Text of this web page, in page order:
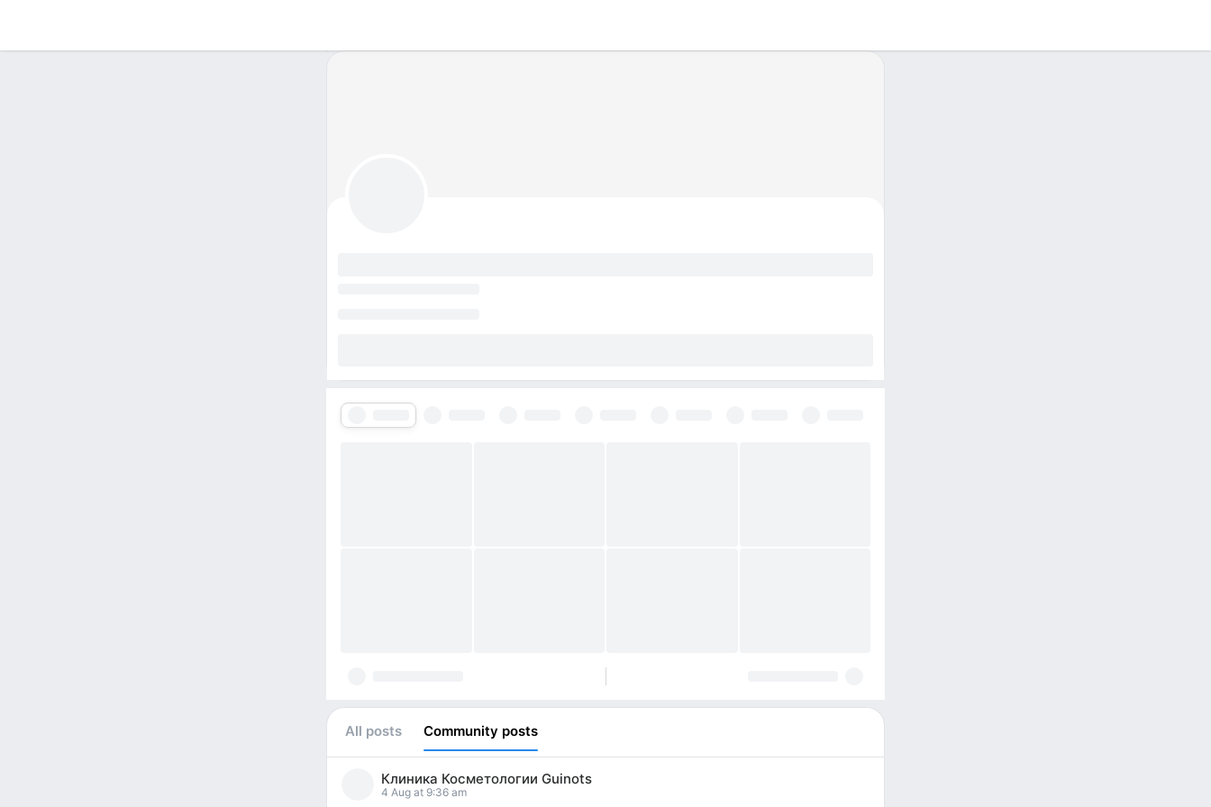
All posts Community posts
Клиника Косметологии Guinots
4 Aug at 9:36 am